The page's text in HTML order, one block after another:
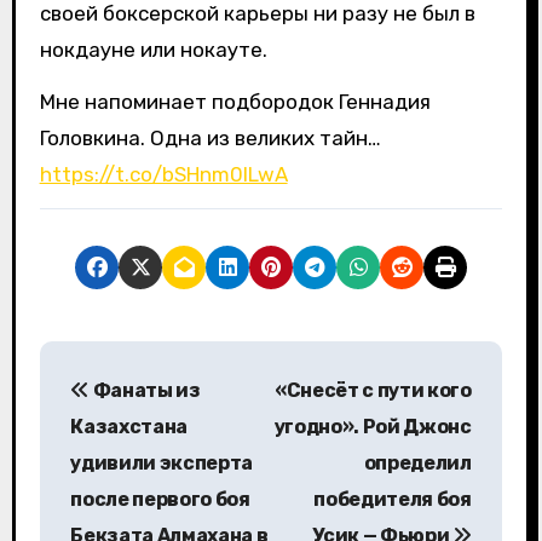
своей боксерской карьеры ни разу не был в
нокдауне или нокауте.
Мне напоминает подбородок Геннадия
Головкина. Одна из великих тайн…
https://t.co/bSHnm0ILwA
Н
Фанаты из
Казахстана
удивили эксперта
после первого боя
Бекзата Алмахана в
«Снесёт с пути кого
угодно». Рой Джонс
определил
победителя боя
Усик — Фьюри